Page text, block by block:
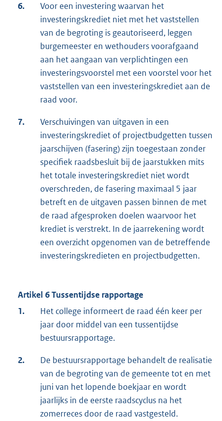
6.
Voor een investering waarvan het
investeringskrediet niet met het vaststellen
van de begroting is geautoriseerd, leggen
burgemeester en wethouders voorafgaand
aan het aangaan van verplichtingen een
investeringsvoorstel met een voorstel voor het
vaststellen van een investeringskrediet aan de
raad voor.
7.
Verschuivingen van uitgaven in een
investeringskrediet of projectbudgetten tussen
jaarschijven (fasering) zijn toegestaan zonder
specifiek raadsbesluit bij de jaarstukken mits
het totale investeringskrediet niet wordt
overschreden, de fasering maximaal 5 jaar
betreft en de uitgaven passen binnen de met
de raad afgesproken doelen waarvoor het
krediet is verstrekt. In de jaarrekening wordt
een overzicht opgenomen van de betreffende
investeringskredieten en projectbudgetten.
Artikel 6 Tussentijdse rapportage
1.
Het college informeert de raad één keer per
jaar door middel van een tussentijdse
bestuursrapportage.
2.
De bestuursrapportage behandelt de realisatie
van de begroting van de gemeente tot en met
juni van het lopende boekjaar en wordt
jaarlijks in de eerste raadscyclus na het
zomerreces door de raad vastgesteld.